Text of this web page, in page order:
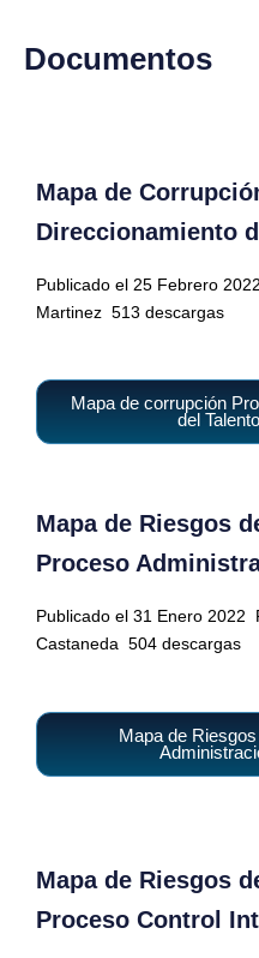
Documentos
Mapa de
Direccionamiento
Publicado el 25 Febrero 2022
Martinez 513 descargas
Mapa de corrupción
del
Mapa de Riesgos
Proceso
Publicado el 31 Enero 2022
Castaneda 504 descargas
Mapa de
Mapa de Riesgos
Proceso Control